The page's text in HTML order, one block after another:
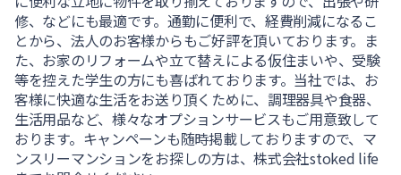
修、などにも最適です。通勤に便利で、経費削減になるこ
とから、法人のお客様からもご好評を頂いております。ま
た、お家のリフォームや立て替えによる仮住まいや、受験
等を控えた学生の方にも喜ばれております。当社では、お
客様に快適な生活をお送り頂くために、調理器具や食器、
生活用品など、様々なオプションサービスもご用意致して
おります。キャンペーンも随時掲載しておりますので、マ
ンスリーマンションをお探しの方は、株式会社stoked life